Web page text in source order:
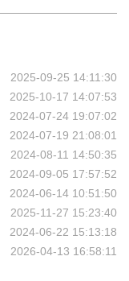
2025-09-25 14:11:30
2025-10-17 14:07:53
2024-07-24 19:07:02
2024-07-19 21:08:01
2024-08-11 14:50:35
2024-09-05 17:57:52
2024-06-14 10:51:50
2025-11-27 15:23:40
2024-06-22 15:13:18
2026-04-13 16:58:11